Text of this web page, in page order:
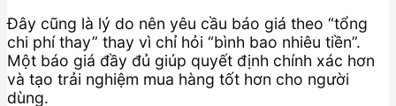
Đây cũng là lý do nên yêu cầu báo giá theo “tổng
chi phí thay” thay vì chỉ hỏi “bình bao nhiêu tiền”.
Một báo giá đầy đủ giúp quyết định chính xác hơn
và tạo trải nghiệm mua hàng tốt hơn cho người
dùng.